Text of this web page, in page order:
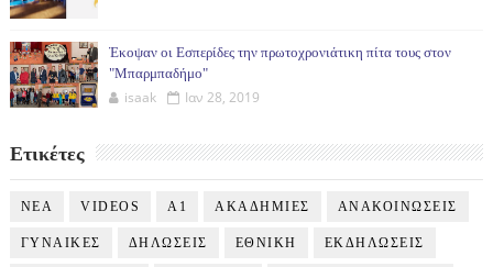
Έκοψαν οι Εσπερίδες την πρωτοχρονιάτικη πίτα τους στον
"Μπαρμπαδήμο"
isaak Ιαν 28, 2019
Ετικέτες
NEA VIDEOS Α1 ΑΚΑΔΗΜΙΕΣ ΑΝΑΚΟΙΝΩΣΕΙΣ
ΓΥΝΑΙΚΕΣ ΔΗΛΩΣΕΙΣ ΕΘΝΙΚΗ ΕΚΔΗΛΩΣΕΙΣ